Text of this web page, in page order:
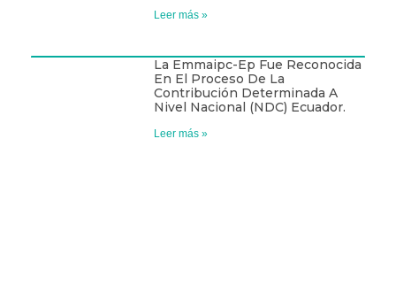
Leer más »
La Emmaipc-Ep Fue Reconocida
En El Proceso De La
Contribución Determinada A
Nivel Nacional (NDC) Ecuador.
Leer más »